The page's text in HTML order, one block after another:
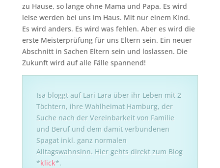
zu Hause, so lange ohne Mama und Papa. Es wird
leise werden bei uns im Haus. Mit nur einem Kind.
Es wird anders. Es wird was fehlen. Aber es wird die
erste Meisterprüfung für uns Eltern sein. Ein neuer
Abschnitt in Sachen Eltern sein und loslassen. Die
Zukunft wird auf alle Fälle spannend!
Isa bloggt auf Lari Lara über ihr Leben mit 2
Töchtern, ihre Wahlheimat Hamburg, der
Suche nach der Vereinbarkeit von Familie
und Beruf und dem damit verbundenen
Spagat inkl. ganz normalen
Alltagswahnsinn. Hier gehts direkt zum Blog
*klick*.